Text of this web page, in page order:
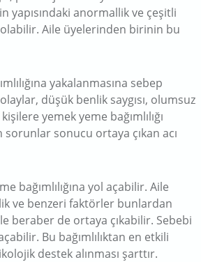
yapısındaki anormallik ve çeşitli
olabilir. Aile üyelerinden birinin bu
yakalanmasına sebep
düşük benlik saygısı, olumsuz
yemek yeme bağımlılığı
sonucu ortaya çıkan acı
bağımlılığına yol açabilir. Aile
ve benzeri faktörler bunlardan
ile beraber de ortaya çıkabilir. Sebebi
Bu bağımlılıktan en etkili
destek alınması şarttır.